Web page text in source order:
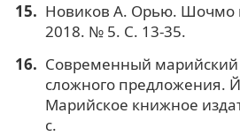
Новиков А. Орью. Шочмо
2018. № 5. С. 13-35.
Современный марийский
сложного предложения.
Марийское книжное
с.